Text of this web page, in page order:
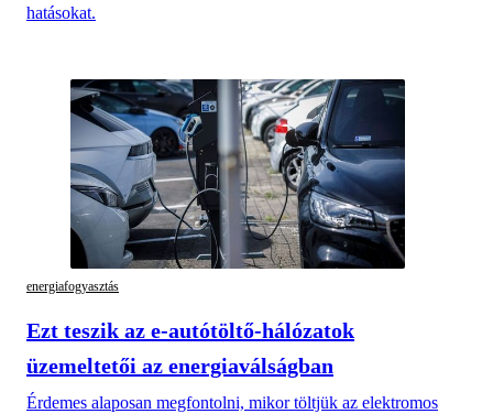
hatásokat.
energiafogyasztás
Ezt teszik az e-autótöltő-hálózatok
üzemeltetői az energiaválságban
Érdemes alaposan megfontolni, mikor töltjük az elektromos